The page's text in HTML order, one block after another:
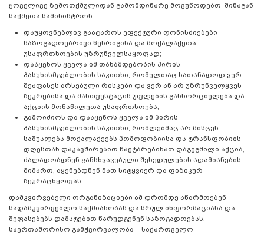
ყოველივე ზემოთქმულიდან გამომდინარე მოვუწოდებთ შინაგან
საქმეთა სამინისტროს:
დაუყოვნებლივ გაატაროს ეფექტური ღონისძიებები
საზოგადოებრივი წესრიგისა და მოქალაქეთა
უსაფრთხოების უზრუნველსაყოფად;
დააყენოს ყველა იმ თანამდებობის პირის
პასუხისმგებლობის საკითხი, რომელთაც სათანადოდ ვერ
შეაფასეს არსებული რისკები და ვერ ან არ უზრუნველყვეს
შეკრებისა და მანიფესტაცის უფლების განხორციელება და
აქციის მონაწილეთა უსაფრთხოება;
გამოიძიოს და დააყენოს ყველა იმ პირის
პასუხისმგებლობის საკითხი, რომლებმაც არ მისცეს
საშუალება მოქალაქეებს ჰომოფობიისა და ტრანსფობიის
დღესთან დაკავშირებით ჩაეტარებინათ დაგეგმილი აქცია,
ძალადობდნენ განსხვავებული შეხედულების ადამიანების
მიმართ, აყენებდნენ მათ სიტყვიერ და ფიზიკურ
შეურაცხყოფას.
დამკვირვებელი ორგანიზაციები ამ დრომდე აწარმოებენ
სადამკვირვებლო საქმიანობას და სრულ ინფორმაციასა და
შეფასებებს დამატებით წარუდგენენ საზოგადოებას.
საერთაშორისო გამჭვირვალობა – საქართველო